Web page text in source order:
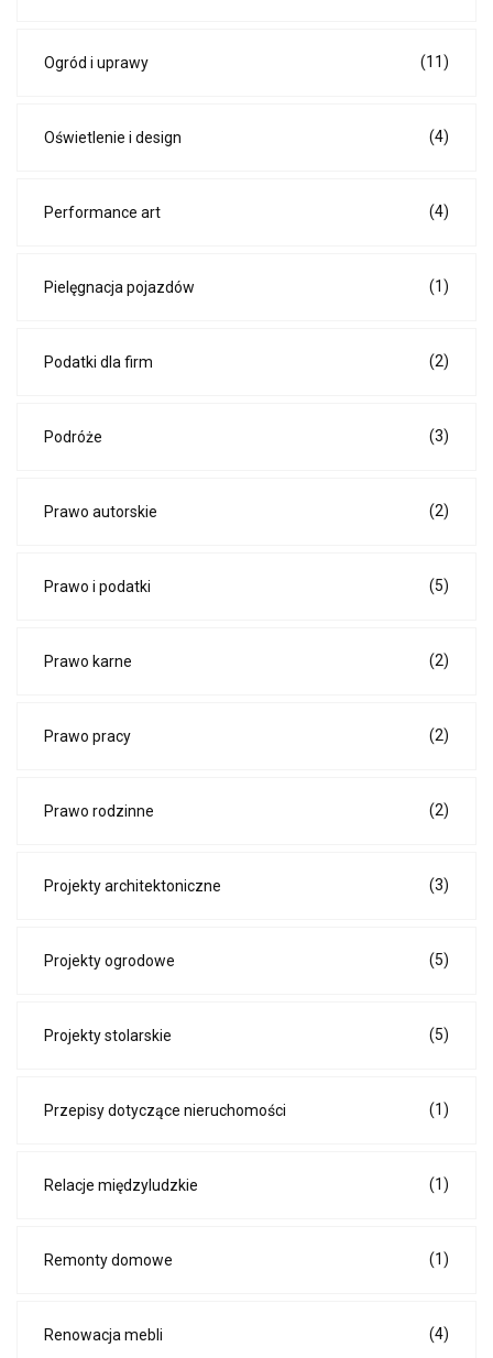
Ogród i uprawy (11)
Oświetlenie i design (4)
Performance art (4)
Pielęgnacja pojazdów (1)
Podatki dla firm (2)
Podróże (3)
Prawo autorskie (2)
Prawo i podatki (5)
Prawo karne (2)
Prawo pracy (2)
Prawo rodzinne (2)
Projekty architektoniczne (3)
Projekty ogrodowe (5)
Projekty stolarskie (5)
Przepisy dotyczące nieruchomości (1)
Relacje międzyludzkie (1)
Remonty domowe (1)
Renowacja mebli (4)